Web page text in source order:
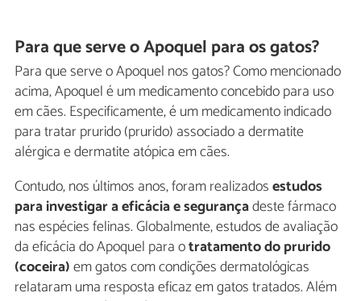
Para que serve o Apoquel para os gatos?
Para que serve o Apoquel nos gatos? Como mencionado
acima, Apoquel é um medicamento concebido para uso
em cães. Especificamente, é um medicamento indicado
para tratar prurido (prurido) associado a dermatite
alérgica e dermatite atópica em cães.
Contudo, nos últimos anos, foram realizadosestudos
para investigar a eficácia e segurançadeste fármaco
nas espécies felinas. Globalmente, estudos de avaliação
da eficácia do Apoquel para otratamento do prurido
(coceira)em gatos com condições dermatológicas
relataram uma resposta eficaz em gatos tratados. Além